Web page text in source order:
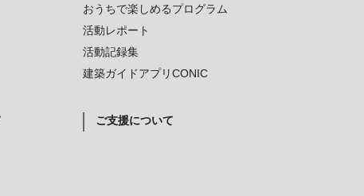
おうちで楽しめるプログラム
活動レポート
活動記録集
建築ガイドアプリCONIC
ご支援について